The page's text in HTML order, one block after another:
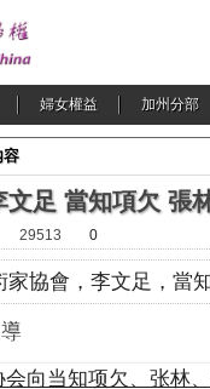
婦女權益 加州分部
容
文足 當知項欠 張
29513 0
家協會，李文足，當